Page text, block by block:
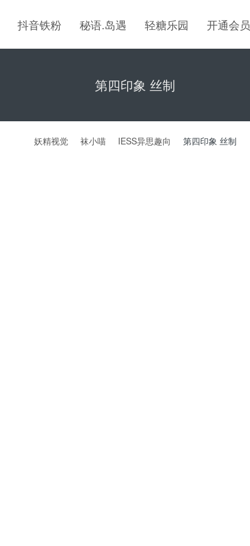
抖音铁粉 秘语.岛遇 轻糖乐园 开通会员
第四印象 丝制
妖精视觉 袜小喵 IESS异思趣向 第四印象 丝制